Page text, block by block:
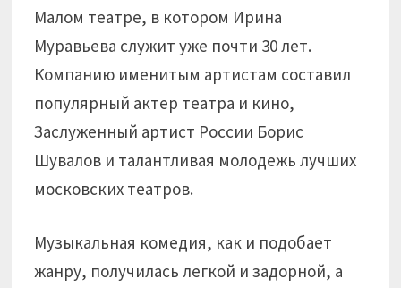
Малом театре, в котором Ирина
Муравьева служит уже почти 30 лет.
Компанию именитым артистам составил
популярный актер театра и кино,
Заслуженный артист России Борис
Шувалов и талантливая молодежь лучших
московских театров.
Музыкальная комедия, как и подобает
жанру, получилась легкой и задорной, а